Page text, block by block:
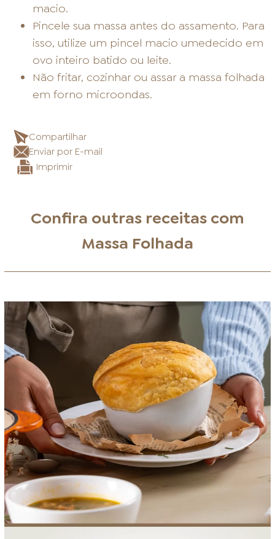
macio.
Pincele sua massa antes do assamento. Para
isso, utilize um pincel macio umedecido em
ovo inteiro batido ou leite.
Não fritar, cozinhar ou assar a massa folhada
em forno microondas.
Compartilhar
Enviar por E-mail
Imprimir
Confira outras receitas com
Massa Folhada